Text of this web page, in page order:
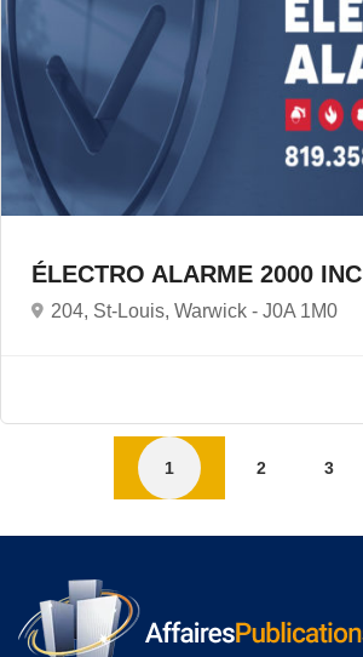
ÉLECTRO ALARME 2000 INC
204, St-Louis, Warwick - J0A 1M0
1 2 3